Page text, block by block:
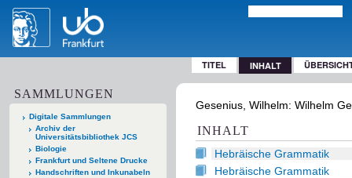
TITEL INHALT
SAMMLUNGEN
Digitale Sammlungen
Archiv der
Universitätsbibliothek JCS
Biologie
Frankfurt und Seltene Drucke
Handschriften und Inkunabeln
Gesenius, Wilhelm: Wilhelm
INHALT
Hebräische Grammatik
Hebräische Grammatik